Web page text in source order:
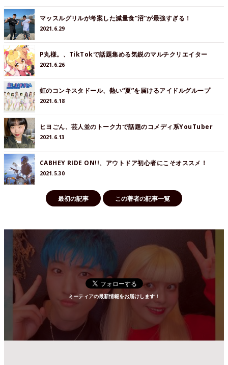
マッスルグリルが考案した減量食”沼”が最強すぎる！
2021.6.29
P丸様。、TikTokで話題集める気鋭のマルチクリエイター
2021.6.26
虹のコンキスタドール、熱い“夏”を届けるアイドルグループ
2021.6.18
ヒヨごん、芸人並のトーク力で話題のコメディ系YouTuber
2021.6.13
CABHEY RIDE ON!!、アウトドア初心者にこそオススメ！
2021.5.30
最初の記事 この著者の記事一覧
ミーティアの最新情報をお届けします！